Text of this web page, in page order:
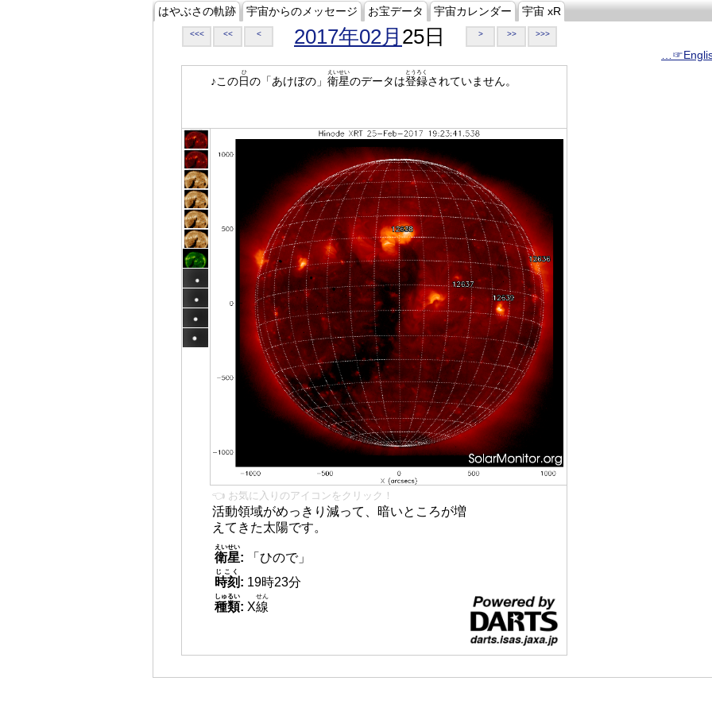
はやぶさの軌跡 宇宙からのメッセージ お宝データ 宇宙カレンダー 宇宙 xR
<<< << < 2017年02月 25日 > >> >>>
♪この日
ひ
の「あけぼの」 衛星
えいせい
のデータは登録
とうろく
されていません。
👈 お気に入りのアイコンをクリック！
活動領域がめっきり減って、暗いところが増
えてきた太陽です。
衛星
えいせい
:
「ひので」
時刻
じこく
: 19時23分
種類
しゅるい
: X線
せん